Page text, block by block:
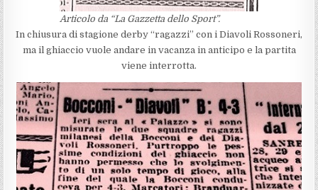
Articolo da “La Gazzetta dello Sport”.
In chiusura di stagione derby “ragazzi” con i Diavoli Rossoneri,
ma il ghiaccio vuole andare in vacanza in anticipo e la partita
viene interrotta.